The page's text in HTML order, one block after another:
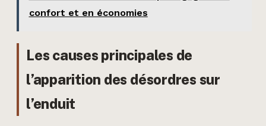
confort et en économies
Les causes principales de
l’apparition des désordres sur
l’enduit